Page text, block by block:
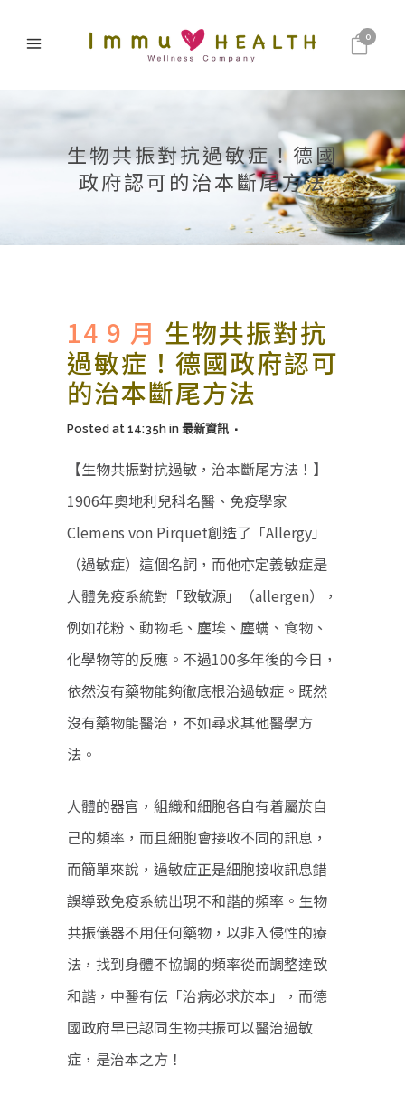
0
生物共振對抗過敏症！德國
政府認可的治本斷尾方法
14 9 月 生物共振對抗
過敏症！德國政府認可
的治本斷尾方法
Posted at 14:35h in 最新資訊
【生物共振對抗過敏，治本斷尾方法！】
1906年奧地利兒科名醫、免疫學家
Clemens von Pirquet創造了「Allergy」
（過敏症）這個名詞，而他亦定義敏症是
人體免疫系統對「致敏源」（allergen），
例如花粉、動物毛、塵埃、塵螨、食物、
化學物等的反應。不過100多年後的今日，
依然沒有藥物能夠徹底根治過敏症。既然
沒有藥物能醫治，不如尋求其他醫學方
法。
人體的器官，組織和細胞各自有着屬於自
己的頻率，而且細胞會接收不同的訊息，
而簡單來說，過敏症正是細胞接收訊息錯
誤導致免疫系統出現不和諧的頻率。生物
共振儀器不用任何藥物，以非入侵性的療
法，找到身體不協調的頻率從而調整達致
和諧，中醫有伝「治病必求於本」，而德
國政府早已認同生物共振可以醫治過敏
症，是治本之方！